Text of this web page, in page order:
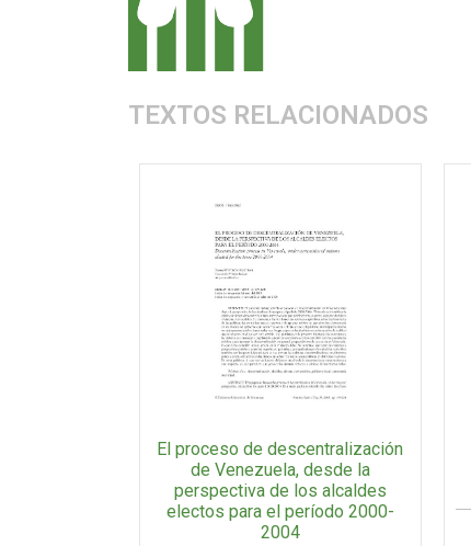
TEXTOS RELACIONADOS
El proceso de descentralización
de Venezuela, desde la
perspectiva de los alcaldes
electos para el período 2000-
2004